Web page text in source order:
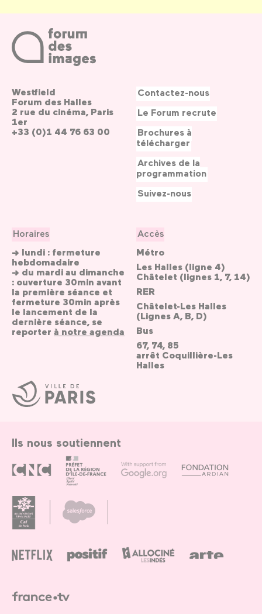
Ville
de
Paris
Westfield
Forum des Halles
2 rue du cinéma, Paris
1er
+33 (0)1 44 76 63 00
Horaires
→ lundi : fermeture
hebdomadaire
→ du mardi au dimanche
: ouverture 30min avant
la première séance et
fermeture 30min après
le lancement de la
dernière séance, se
reporter à notre agenda
Accès
Métro
Les Halles (ligne 4)
Châtelet (lignes 1, 7, 14)
RER
Châtelet-Les Halles
(Lignes A, B, D)
Bus
67, 74, 85
arrêt Coquillière-Les
Halles
Contactez-nous
Le Forum recrute
Brochures à
télécharger
Archives de la
programmation
Suivez-nous
Ils nous soutiennent